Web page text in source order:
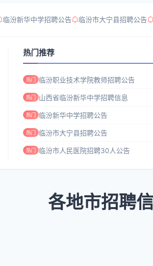
汾新华中学招聘公告 临汾市大宁县招聘公告
热门推荐
热门 临汾职业技术学院教师招聘公告
热门 山西省临汾新华中学招聘信息
热门 临汾新华中学招聘公告
热门 临汾市大宁县招聘公告
热门 临汾市人民医院招聘30人公告
各地市招聘